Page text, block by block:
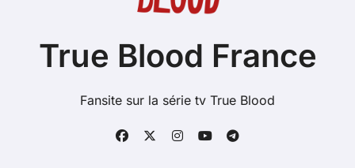
True Blood France
Fansite sur la série tv True Blood